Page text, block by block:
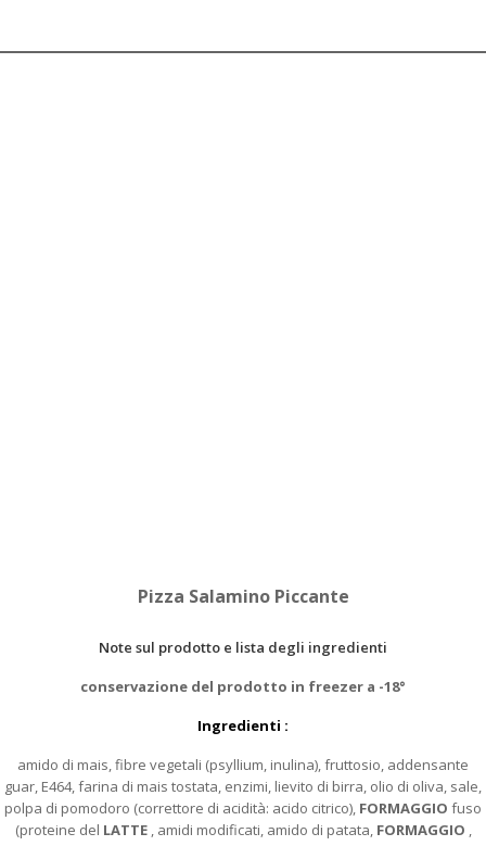
Pizza Salamino Piccante
Note sul prodotto e lista degli ingredienti
conservazione del prodotto in freezer a -18°
Ingredienti :
amido di mais, fibre vegetali (psyllium, inulina), fruttosio, addensante
guar, E464, farina di mais tostata, enzimi, lievito di birra, olio di oliva, sale,
polpa di pomodoro (correttore di acidità: acido citrico), FORMAGGIO fuso
(proteine del LATTE, amidi modificati, amido di patata, FORMAGGIO ,